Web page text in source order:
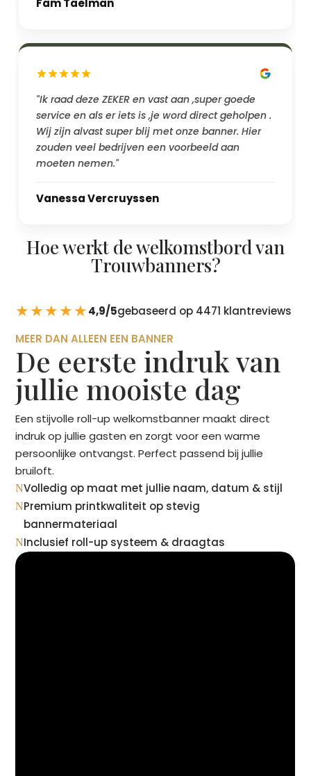
"Ik raad deze ZEKER en vast aan ,super goede
service en als er iets is ,je word direct geholpen .
Wij zijn alvast super blij met onze banner. Hier
zouden veel bedrijven een voorbeeld aan
moeten nemen."
Vanessa Vercruyssen
Hoe werkt de welkomstbord van
Trouwbanners?
★★★★★4,9/5gebaseerd op 4471 klantreviews
MEER DAN ALLEEN EEN BANNER
De eerste indruk van
jullie mooiste dag
Een stijvolle roll-up welkomstbanner maakt direct
indruk op jullie gasten en zorgt voor een warme
persoonlijke ontvangst. Perfect passend bij jullie
bruiloft.
NVolledig op maat met jullie naam, datum & stijl
NPremium printkwaliteit op stevig
bannermateriaal
NInclusief roll-up systeem & draagtas